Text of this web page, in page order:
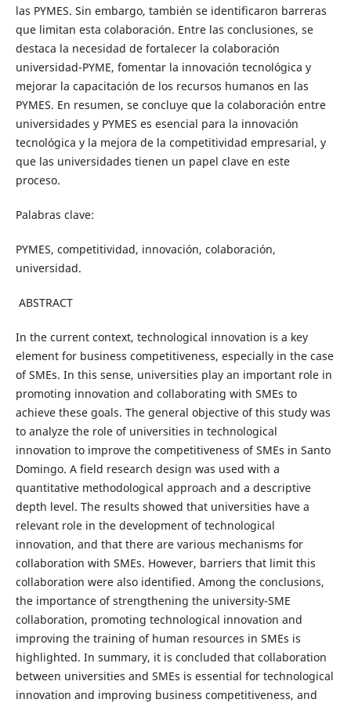
las PYMES. Sin embargo, también se identificaron barreras
que limitan esta colaboración. Entre las conclusiones, se
destaca la necesidad de fortalecer la colaboración
universidad-PYME, fomentar la innovación tecnológica y
mejorar la capacitación de los recursos humanos en las
PYMES. En resumen, se concluye que la colaboración entre
universidades y PYMES es esencial para la innovación
tecnológica y la mejora de la competitividad empresarial, y
que las universidades tienen un papel clave en este
proceso.
Palabras clave:
PYMES, competitividad, innovación, colaboración,
universidad.
ABSTRACT
In the current context, technological innovation is a key
element for business competitiveness, especially in the case
of SMEs. In this sense, universities play an important role in
promoting innovation and collaborating with SMEs to
achieve these goals. The general objective of this study was
to analyze the role of universities in technological
innovation to improve the competitiveness of SMEs in Santo
Domingo. A field research design was used with a
quantitative methodological approach and a descriptive
depth level. The results showed that universities have a
relevant role in the development of technological
innovation, and that there are various mechanisms for
collaboration with SMEs. However, barriers that limit this
collaboration were also identified. Among the conclusions,
the importance of strengthening the university-SME
collaboration, promoting technological innovation and
improving the training of human resources in SMEs is
highlighted. In summary, it is concluded that collaboration
between universities and SMEs is essential for technological
innovation and improving business competitiveness, and